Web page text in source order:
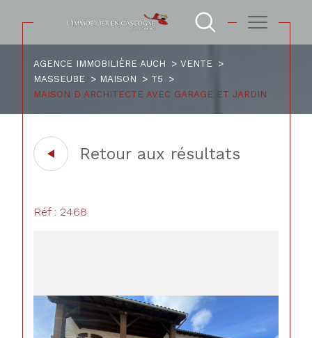
AGENCE IMMOBILIÈRE AUCH
VENTE
MASSEUBE
MAISON
T5
MAISON D ARCHITECTE AVEC GARAGE ET JARDIN
Retour aux résultats
Réf : 2468